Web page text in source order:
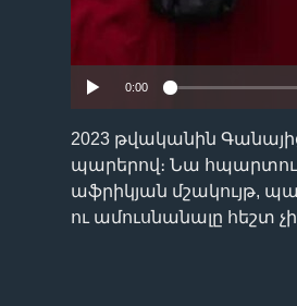
0:00
2023 թվականին
պարերով։ Նա
աֆրիկյան մշակույթ,
ու ամուսնանալը հեշտ չի